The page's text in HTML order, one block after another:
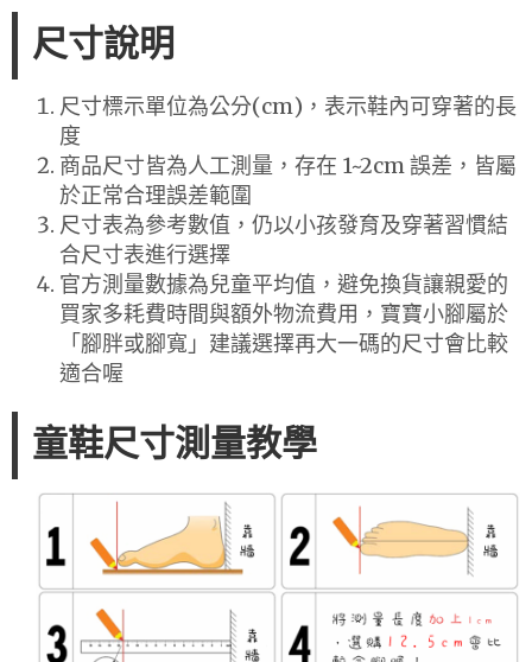
尺寸說明
尺寸標示單位為公分(cm)，表示鞋內可穿著的長
度
商品尺寸皆為人工測量，存在 1~2cm 誤差，皆屬
於正常合理誤差範圍
尺寸表為參考數值，仍以小孩發育及穿著習慣結
合尺寸表進行選擇
官方測量數據為兒童平均值，避免換貨讓親愛的
買家多耗費時間與額外物流費用，寶寶小腳屬於
「腳胖或腳寬」建議選擇再大一碼的尺寸會比較
適合喔
童鞋尺寸測量教學